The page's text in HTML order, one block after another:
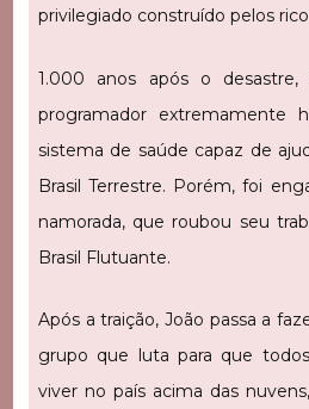
privilegiado construído pelos
1.000 anos após o
programador extremamente
sistema de saúde capaz de
Brasil Terrestre. Porém, foi
namorada, que roubou seu
Brasil Flutuante.
Após a traição, João passa a
grupo que luta para que
viver no país acima das